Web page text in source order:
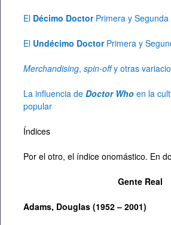
El Décimo DoctorPrimera y Segunda
El Undécimo DoctorPrimera y
Merchandising, spin-offy otras
La influencia de Doctor Who en la
popular
Índices
Por el otro, el índice onomástico. En
Gente Real
Adams, Douglas (1952 – 2001)